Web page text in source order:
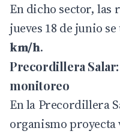
En dicho sector, las
jueves 18 de junio
km/h.
Precordillera
monitoreo
En la Precordillera
organismo proyecta